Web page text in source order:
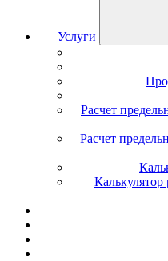
Услуги
Расчет
Расчет
Калькулятор